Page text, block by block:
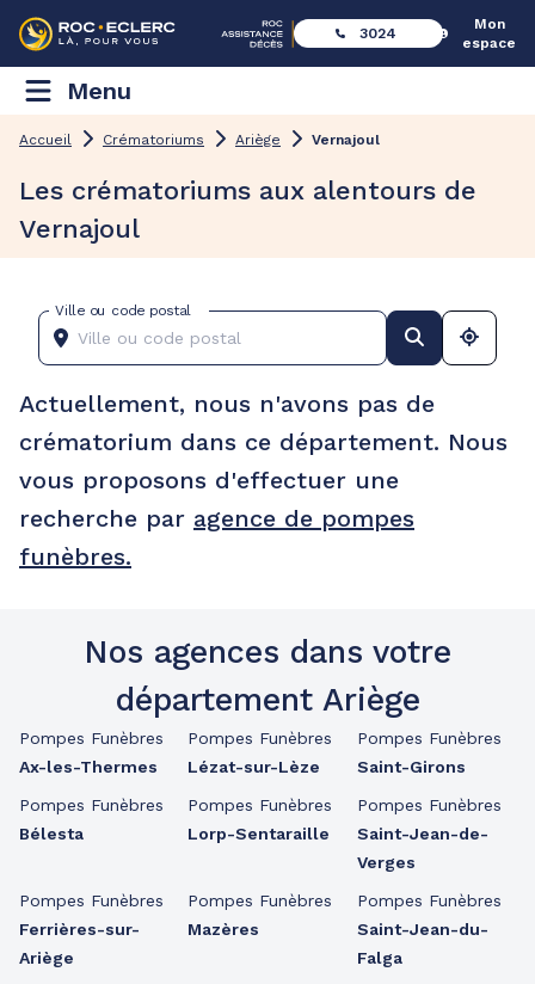
3024
Mon
espace
Menu
Accueil Crématoriums Ariège Vernajoul
Les crématoriums aux alentours de
Vernajoul
Ville ou code postal
Actuellement, nous n'avons pas de
crématorium dans ce département. Nous
vous proposons d'effectuer une
recherche par agence de pompes
funèbres.
Nos agences dans votre
département Ariège
Pompes Funèbres
Ax-les-Thermes
Pompes Funèbres
Bélesta
Pompes Funèbres
Ferrières-sur-
Ariège
Pompes Funèbres
Lézat-sur-Lèze
Pompes Funèbres
Lorp-Sentaraille
Pompes Funèbres
Mazères
Pompes Funèbres
Saint-Girons
Pompes Funèbres
Saint-Jean-de-
Verges
Pompes Funèbres
Saint-Jean-du-
Falga